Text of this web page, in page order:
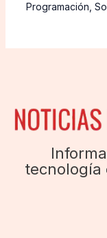
Programación,
tecnología